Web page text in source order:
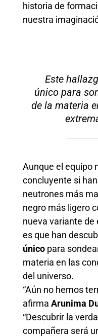
historia de
nuestra
Este
único para
de la materia
Aunque el equipo
concluyente si
neutrones más
negro más ligero
nueva variante
es que han
único para
materia en las
del universo.
“Aún no hemos
afirma Arunima
“Descubrir la
compañera será